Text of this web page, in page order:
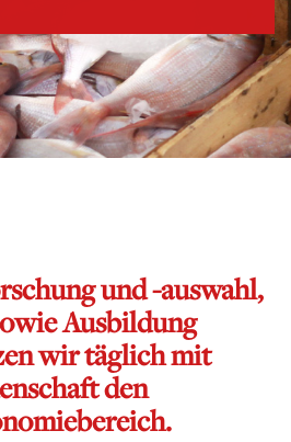
und -auswahl,
Ausbildung
wir täglich mit
den